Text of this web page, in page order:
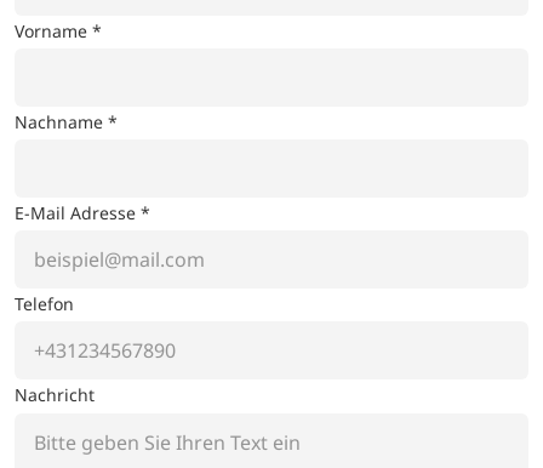
Vorname *
Nachname *
E-Mail Adresse *
Telefon
Nachricht